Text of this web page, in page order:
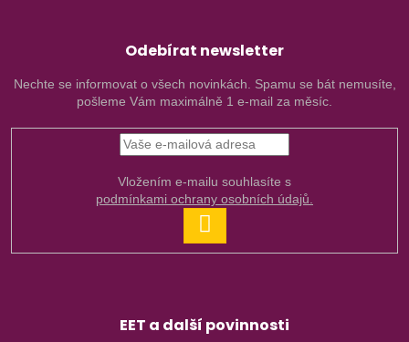
Odebírat newsletter
Nechte se informovat o všech novinkách. Spamu se bát nemusíte,
pošleme Vám maximálně 1 e-mail za měsíc.
podmínkami ochrany osobních údajů.
SE
EET a další povinnosti